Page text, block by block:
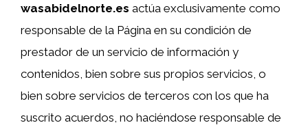
wasabidelnorte.es actúa exclusivamente como
responsable de la Página en su condición de
prestador de un servicio de información y
contenidos, bien sobre sus propios servicios, o
bien sobre servicios de terceros con los que ha
suscrito acuerdos, no haciéndose responsable de